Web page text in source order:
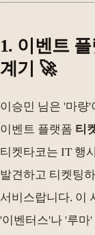
1. 이벤트
계기 🚀
이승민 님은 '마량
이벤트 플랫폼 티
티켓타코는 IT 행
발견하고 티켓팅
서비스랍니다. 이
'이벤터스'나 '루마